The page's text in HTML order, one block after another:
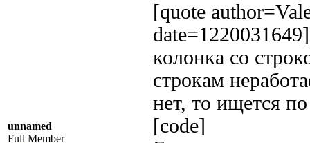
unnamed
Full Member
[quote
колонка со
строкам
нет, то ищется
[code]